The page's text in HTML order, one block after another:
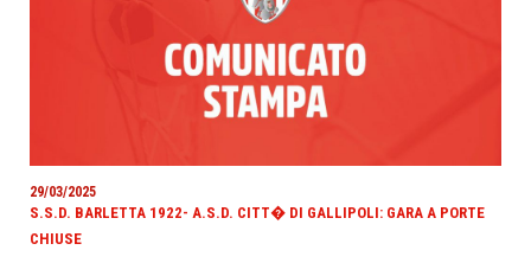
29/03/2025
S.S.D. BARLETTA 1922- A.S.D. CITT� DI GALLIPOLI: GARA A PORTE
CHIUSE